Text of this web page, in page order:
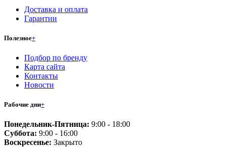
Доставка и оплата
Гарантии
Полезное+
Подбор по бренду
Карта сайта
Контакты
Новости
Рабочие дни+
Понедельник-Пятница: 9:00 - 18:00
Суббота: 9:00 - 16:00
Воскресенье: Закрыто